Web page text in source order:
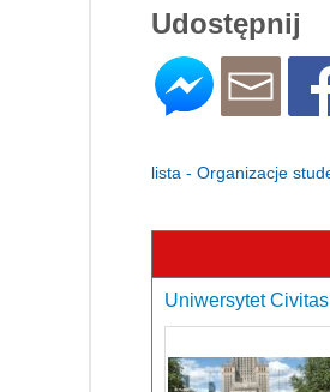
Udostępnij
lista - Organizacje
Uniwersytet